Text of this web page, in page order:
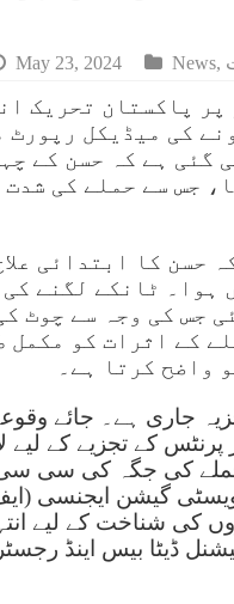
May 23, 2024 News,
پر پاکستان تحریک
کی میڈیکل رپورٹ
گئی ہے کہ حسن کے
جس سے حملے کی
حسن کا ابتدائی
ہوا۔ ٹانکے لگنے
جس کی وجہ سے چوٹ
کے اثرات کو مکمل
واضح کرتا ہے۔
جاری ہے۔ جائے
پرنٹس کے تجزیے کے
حملے کی جگہ کی سی
گیشن ایجنسی
کی شناخت کے لیے
ڈیٹا بیس اینڈ